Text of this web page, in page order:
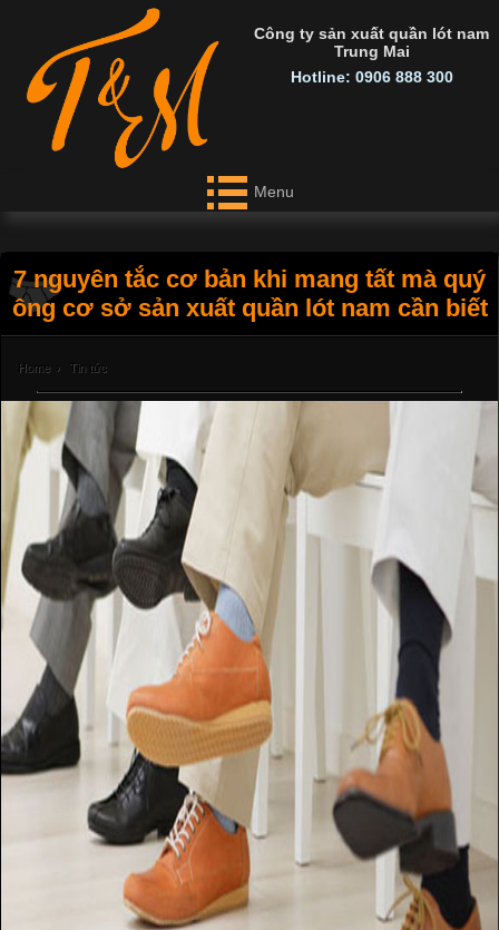
Công ty sản xuất quần lót nam
Trung Mai
Hotline: 0906 888 300
Menu
7 nguyên tắc cơ bản khi mang tất mà quý
ông cơ sở sản xuất quần lót nam cần biết
Home › Tin tức